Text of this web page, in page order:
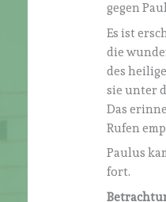
gegen
Es ist
die
des
sie unter
Das
Rufen
Paulus
fort.